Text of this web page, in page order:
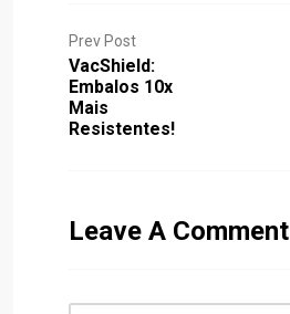
Prev Post
VacShield:
Embalos 10x
Mais
Resistentes!
Leave A Comment